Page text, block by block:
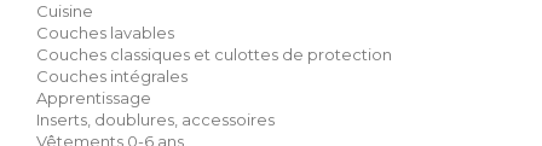
Cuisine
Couches lavables
Couches classiques et culottes de protection
Couches intégrales
Apprentissage
Inserts, doublures, accessoires
Vêtements 0-6 ans